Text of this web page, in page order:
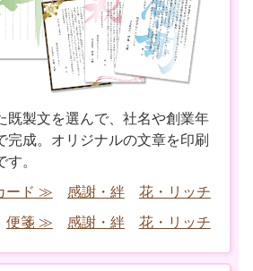
既製文を選んで、社名や創業年
完成。オリジナルの文章を印刷
。
ード ≫
感謝・絆
花・リッチ
便箋 ≫
感謝・絆 花・リッチ